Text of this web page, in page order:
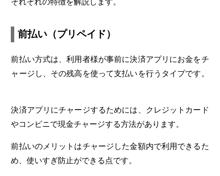
前払い（プリペイド）
前払い方式は、利用者様が事前に決済アプリにお金をチ
ャージし、その残高を使って支払いを行うタイプです。
決済アプリにチャージするためには、クレジットカード
やコンビニで現金チャージする方法があります。
前払いのメリットはチャージした金額内で利用できるた
め、使いすぎ防止ができる点です。